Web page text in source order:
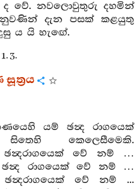
වේ. නවලොවුතුරු දහමින්
දැන පසක් කළයුතු
ය යි හැඟේ.
3.
යම් ඡන්‍ද රාගයෙක්
කෙලෙසීමෙකි.
වේ නම් …
රාගයෙක් වේ නම් …
වේ නම් ...